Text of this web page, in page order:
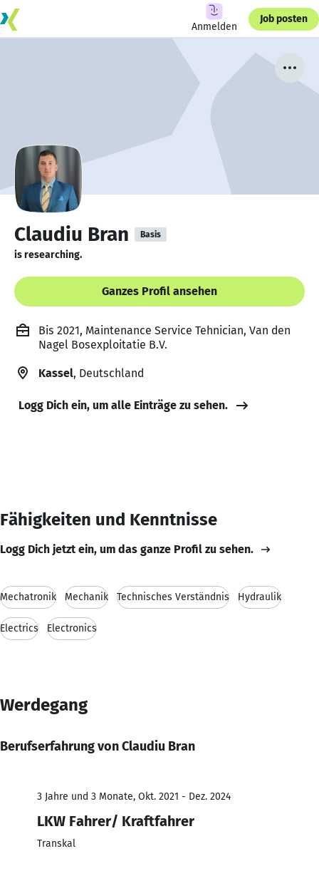
Anmelden
Job posten
Claudiu Bran Basis
is researching.
Ganzes Profil ansehen
Bis 2021, Maintenance Service Tehnician, Van den
Nagel Bosexploitatie B.V.
Kassel, Deutschland
Logg Dich ein, um alle Einträge zu sehen.
Fähigkeiten und Kenntnisse
Logg Dich jetzt ein, um das ganze Profil zu sehen.
Mechatronik Mechanik Technisches Verständnis Hydraulik
Electrics Electronics
Werdegang
Berufserfahrung von Claudiu Bran
3 Jahre und 3 Monate, Okt. 2021 - Dez. 2024
LKW Fahrer/ Kraftfahrer
Transkal